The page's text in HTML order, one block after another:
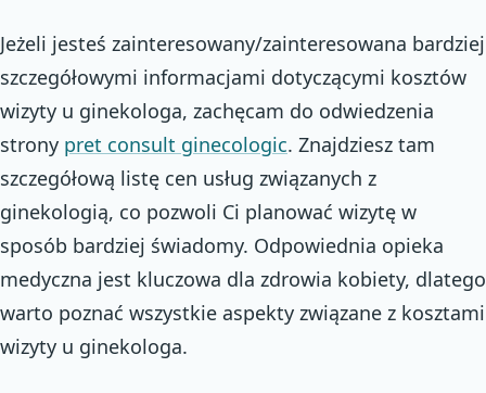
Jeżeli jesteś zainteresowany/zainteresowana bardziej
szczegółowymi informacjami dotyczącymi kosztów
wizyty u ginekologa, zachęcam do odwiedzenia
strony pret consult ginecologic. Znajdziesz tam
szczegółową listę cen usług związanych z
ginekologią, co pozwoli Ci planować wizytę w
sposób bardziej świadomy. Odpowiednia opieka
medyczna jest kluczowa dla zdrowia kobiety, dlatego
warto poznać wszystkie aspekty związane z kosztami
wizyty u ginekologa.